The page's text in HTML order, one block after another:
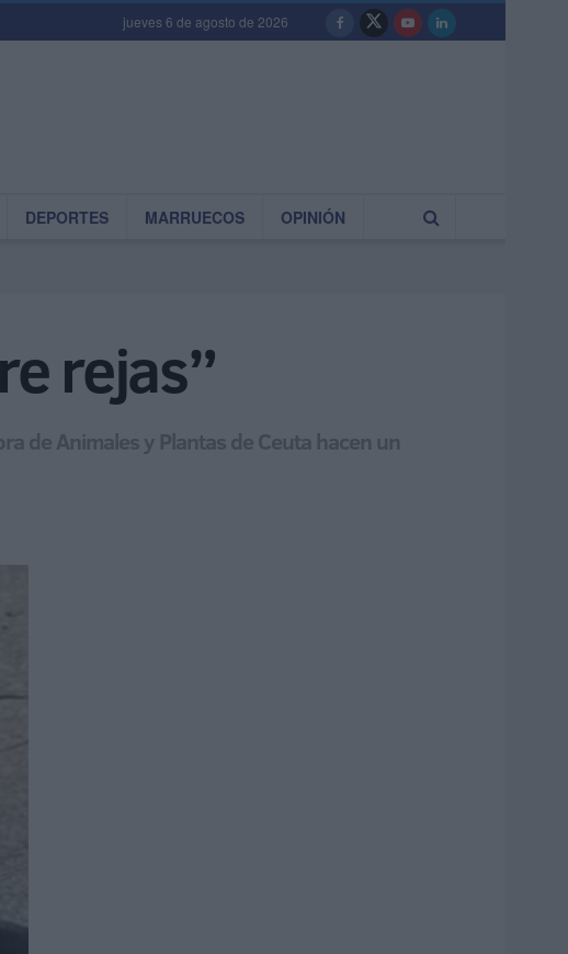
jueves 6 de agosto de 2026
DEPORTES MARRUECOS OPINIÓN
rejas”
de Animales y Plantas de Ceuta hacen un